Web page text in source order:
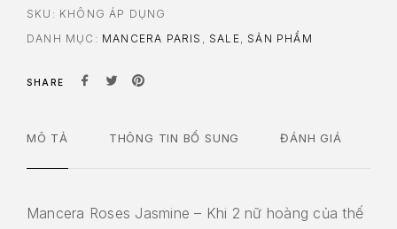
SKU: KHÔNG ÁP DỤNG
DANH MỤC: MANCERA PARIS SALE SẢN PHẨM
SHARE
MÔ TẢ THÔNG TIN BỔ SUNG ĐÁNH GIÁ
Mancera Roses Jasmine – Khi 2 nữ hoàng của thế